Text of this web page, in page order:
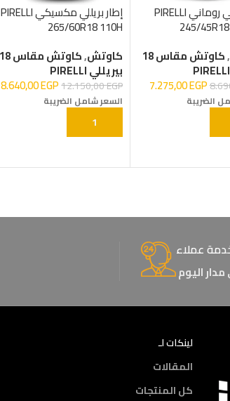
إطار بريللي روماني PIRELLI
245/
,كاوتش مقاس 18
7.275,00EGP
الضريبة
السلة
إطار بريللي مكسيكي PIRELLI
265/60R18 110H
كاوتش,كاوتش مقاس 18
بيريللي PIRELLI
12.150,00EGP
8.640,00EGP
السعر شامل الضريبة
إضافة إلى السلة
عملاء
مدار اليوم
لينكات لـ
المقالات
كل المنتجات